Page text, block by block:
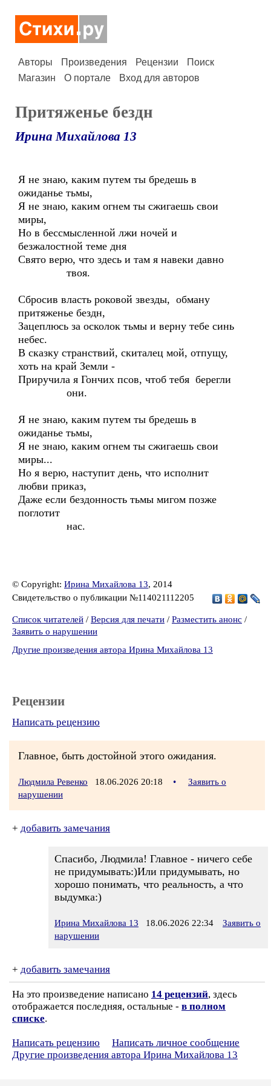
Авторы Произведения Рецензии
Поиск
Магазин
О портале Вход для авторов
Притяженье бездн
Ирина Михайлова 13
Я не знаю, каким путем ты бредешь в
ожиданье тьмы,
Я не знаю, каким огнем ты сжигаешь свои
миры,
Но в бессмысленной лжи ночей и
безжалостной теме дня
Свято верю, что здесь и там я навеки давно
твоя.
Сбросив власть роковой звезды, обману
притяженье бездн,
Зацеплюсь за осколок тьмы и верну тебе синь
небес.
В сказку странствий, скиталец мой, отпущу,
хоть на край Земли -
Приручила я Гончих псов, чтоб тебя берегли
они.
Я не знаю, каким путем ты бредешь в
ожиданье тьмы,
Я не знаю, каким огнем ты сжигаешь свои
миры...
Но я верю, наступит день, что исполнит
любви приказ,
Даже если бездонность тьмы мигом позже
поглотит
нас.
© Copyright: Ирина Михайлова 13, 2014
Свидетельство о публикации №114021112205
Список читателей / Версия для печати / Разместить анонс /
Заявить о нарушении
Другие произведения автора Ирина Михайлова 13
Рецензии
Написать рецензию
Главное, быть достойной этого ожидания.
Людмила Ревенко 18.06.2026 20:18 •
Заявить о
нарушении
+ добавить замечания
Спасибо, Людмила! Главное - ничего себе
не придумывать:)Или придумывать, но
хорошо понимать, что реальность, а что
выдумка:)
Ирина Михайлова 13 18.06.2026 22:34
Заявить о
нарушении
+ добавить замечания
На это произведение написано 14 рецензий, здесь
отображается последняя, остальные - в полном
списке.
Написать рецензию
Написать личное сообщение
Другие произведения автора Ирина Михайлова 13